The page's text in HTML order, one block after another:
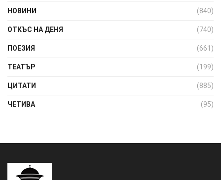
НОВИНИ (840)
ОТКЪС НА ДЕНЯ (740)
ПОЕЗИЯ (661)
ТЕАТЪР (199)
ЦИТАТИ (885)
ЧЕТИВА (95)